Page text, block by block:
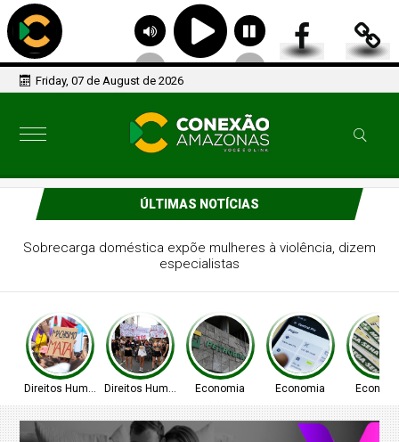
Friday, 07 de August de 2026
ÚLTIMAS NOTÍCIAS
Lei Maria da Penha completa 20 anos entre avanços e
desafios
Direitos HumanosDireitos Humanos Economia Economia